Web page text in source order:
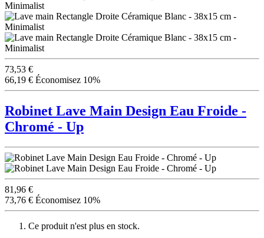
73,53 €
66,19 € Économisez 10%
Robinet Lave Main Design Eau Froide -
Chromé - Up
81,96 €
73,76 € Économisez 10%
Ce produit n'est plus en stock.